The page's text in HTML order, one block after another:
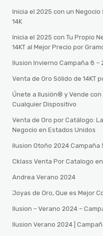
Inicia el 2025 con un
14K
Inicia el 2025 con Tu Propio
14KT al Mejor Precio por
Ilusion Invierno Campaña 8 –
Venta de Oro Sólido de 14KT
Únete a Ilusión® y Vende
Cualquier Dispositivo
Venta de Oro por Catálogo:
Negocio en Estados Unidos
Ilusion Otoño 2024 Campaña
Cklass Venta Por Catalogo
Andrea Verano 2024
Joyas de Oro, Que es Mejor
Ilusion – Verano 2024 –
Ilusion Verano 2024 |